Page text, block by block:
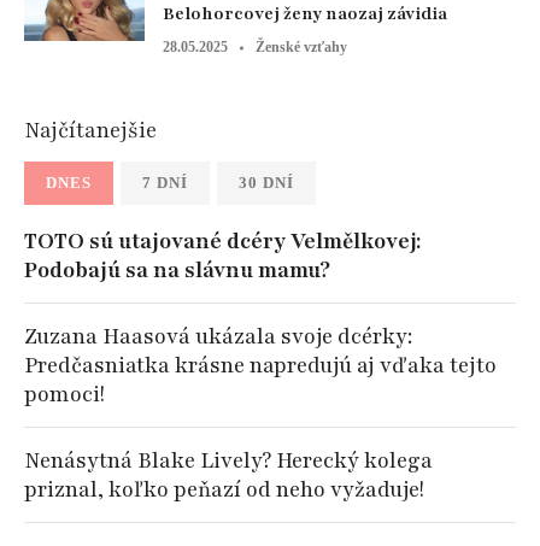
Belohorcovej ženy naozaj závidia
28.05.2025 Ženské vzťahy
Najčítanejšie
DNES 7 DNÍ 30 DNÍ
TOTO sú utajované dcéry Velmělkovej:
Podobajú sa na slávnu mamu?
Zuzana Haasová ukázala svoje dcérky:
Predčasniatka krásne napredujú aj vďaka tejto
pomoci!
Nenásytná Blake Lively? Herecký kolega
priznal, koľko peňazí od neho vyžaduje!